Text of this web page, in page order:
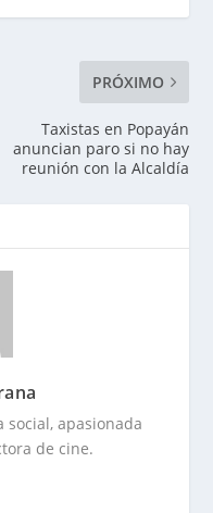
PRÓXIMO
Taxistas en Popayán
anuncian paro si no hay
reunión con la Alcaldía
social, apasionada
de cine.